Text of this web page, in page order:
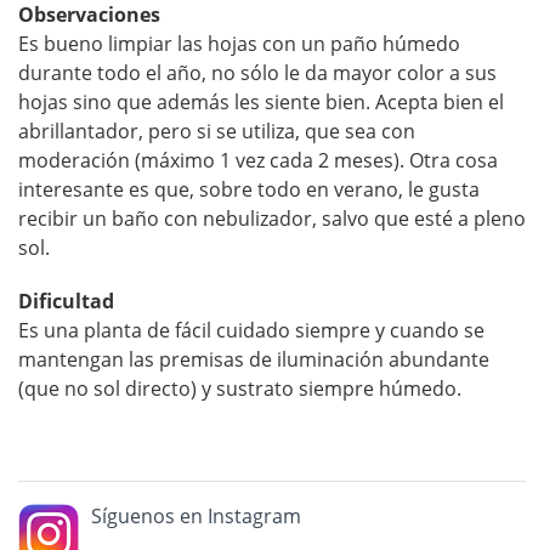
Observaciones
Es bueno limpiar las hojas con un paño húmedo
durante todo el año, no sólo le da mayor color a sus
hojas sino que además les siente bien. Acepta bien el
abrillantador, pero si se utiliza, que sea con
moderación (máximo 1 vez cada 2 meses). Otra cosa
interesante es que, sobre todo en verano, le gusta
recibir un baño con nebulizador, salvo que esté a pleno
sol.
Dificultad
Es una planta de fácil cuidado siempre y cuando se
mantengan las premisas de iluminación abundante
(que no sol directo) y sustrato siempre húmedo.
Síguenos en Instagram